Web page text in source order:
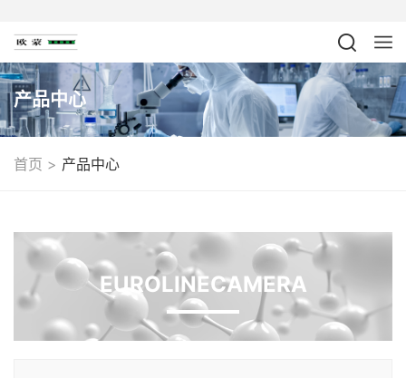
产品中心
首页 > 产品中心
EUROLINECAMERA